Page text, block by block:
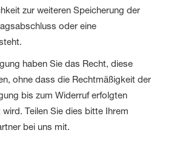
zur weiteren Speicherung der
oder eine
haben Sie das Recht, diese
ohne dass die Rechtmäßigkeit der
bis zum Widerruf erfolgten
Teilen Sie dies bitte Ihrem
bei uns mit.